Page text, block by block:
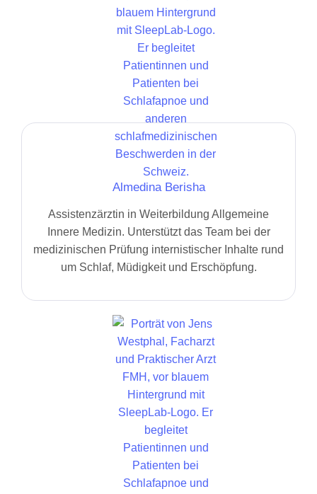
Almedina Berisha
Assistenzärztin in Weiterbildung Allgemeine
Innere Medizin. Unterstützt das Team bei der
medizinischen Prüfung internistischer Inhalte rund
um Schlaf, Müdigkeit und Erschöpfung.